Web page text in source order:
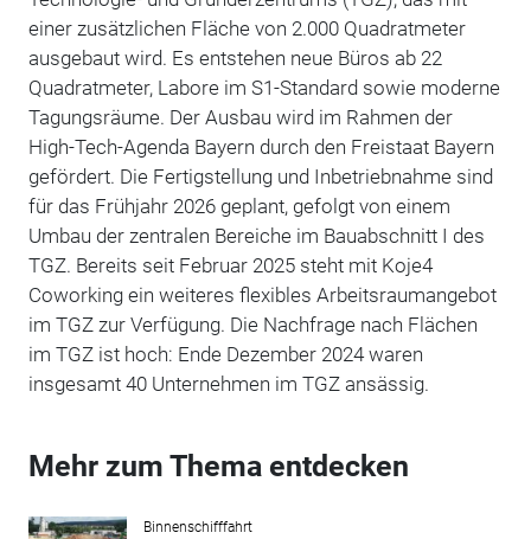
einer zusätzlichen Fläche von 2.000 Quadratmeter
ausgebaut wird. Es entstehen neue Büros ab 22
Quadratmeter, Labore im S1-Standard sowie moderne
Tagungsräume. Der Ausbau wird im Rahmen der
High-Tech-Agenda Bayern durch den Freistaat Bayern
gefördert. Die Fertigstellung und Inbetriebnahme sind
für das Frühjahr 2026 geplant, gefolgt von einem
Umbau der zentralen Bereiche im Bauabschnitt I des
TGZ. Bereits seit Februar 2025 steht mit Koje4
Coworking ein weiteres flexibles Arbeitsraumangebot
im TGZ zur Verfügung. Die Nachfrage nach Flächen
im TGZ ist hoch: Ende Dezember 2024 waren
insgesamt 40 Unternehmen im TGZ ansässig.
Mehr zum Thema entdecken
Binnenschifffahrt